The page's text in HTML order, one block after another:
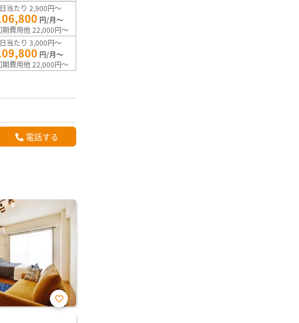
当たり 2,900円～
円/月～
期費用他 22,000円～
当たり 3,000円～
円/月～
期費用他 22,000円～
電話する
お気